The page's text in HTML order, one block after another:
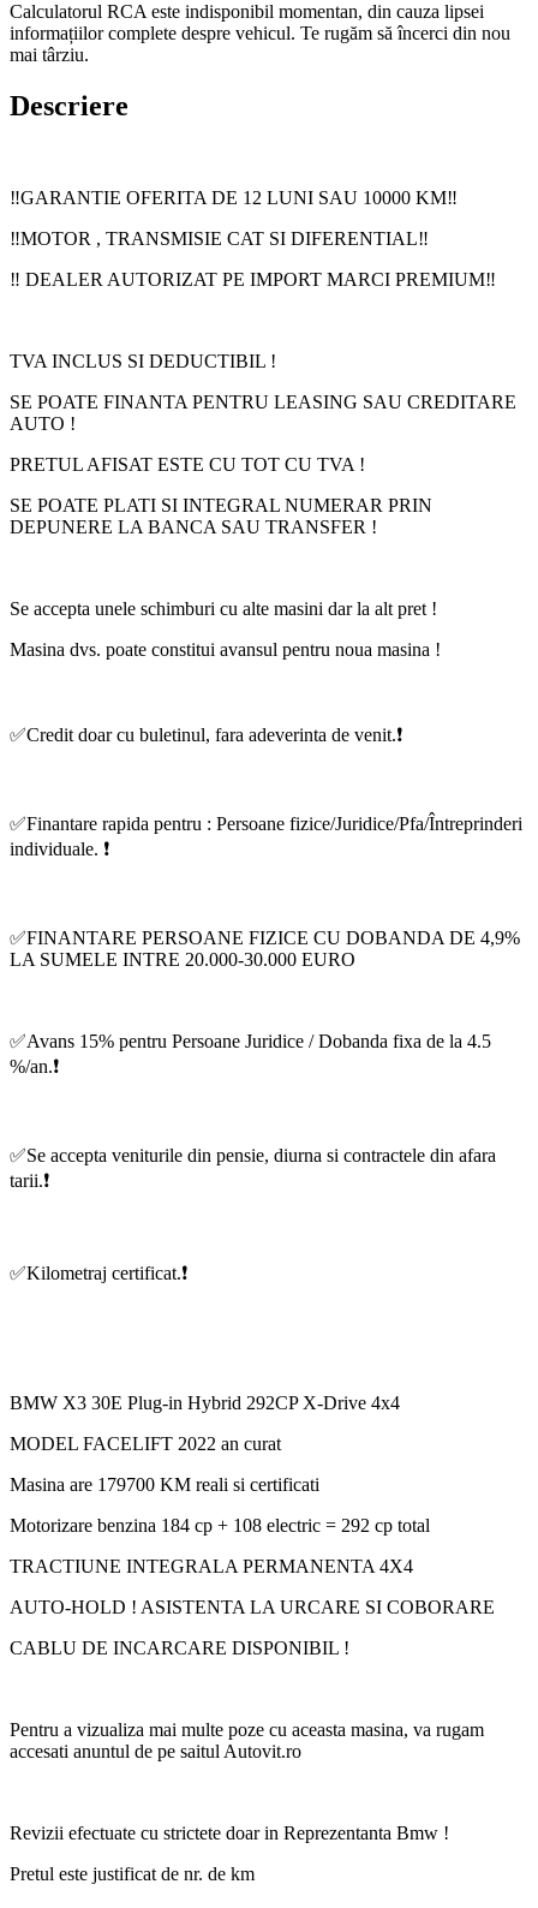
Calculatorul RCA este indisponibil momentan, din cauza lipsei
informațiilor complete despre vehicul. Te rugăm să încerci din nou
mai târziu.
Descriere
‼️GARANTIE OFERITA DE 12 LUNI SAU 10000 KM‼️
‼️MOTOR , TRANSMISIE CAT SI DIFERENTIAL‼️
‼️ DEALER AUTORIZAT PE IMPORT MARCI PREMIUM‼️
TVA INCLUS SI DEDUCTIBIL !
SE POATE FINANTA PENTRU LEASING SAU CREDITARE
AUTO !
PRETUL AFISAT ESTE CU TOT CU TVA !
SE POATE PLATI SI INTEGRAL NUMERAR PRIN
DEPUNERE LA BANCA SAU TRANSFER !
Se accepta unele schimburi cu alte masini dar la alt pret !
Masina dvs. poate constitui avansul pentru noua masina !
✅Credit doar cu buletinul, fara adeverinta de venit.❗️
✅Finantare rapida pentru : Persoane fizice/Juridice/Pfa/Întreprinderi
individuale. ❗️
✅FINANTARE PERSOANE FIZICE CU DOBANDA DE 4,9%
LA SUMELE INTRE 20.000-30.000 EURO
✅Avans 15% pentru Persoane Juridice / Dobanda fixa de la 4.5
%/an.❗️
✅Se accepta veniturile din pensie, diurna si contractele din afara
tarii.❗️
✅Kilometraj certificat.❗️
BMW X3 30E Plug-in Hybrid 292CP X-Drive 4x4
MODEL FACELIFT 2022 an curat
Masina are 179700 KM reali si certificati
Motorizare benzina 184 cp + 108 electric = 292 cp total
TRACTIUNE INTEGRALA PERMANENTA 4X4
AUTO-HOLD ! ASISTENTA LA URCARE SI COBORARE
CABLU DE INCARCARE DISPONIBIL !
Pentru a vizualiza mai multe poze cu aceasta masina, va rugam
accesati anuntul de pe saitul Autovit.ro
Revizii efectuate cu strictete doar in Reprezentanta Bmw !
Pretul este justificat de nr. de km